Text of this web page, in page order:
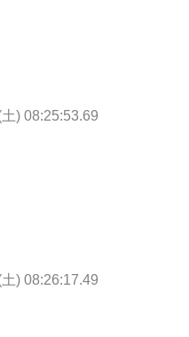
) 08:25:53.69
) 08:26:17.49